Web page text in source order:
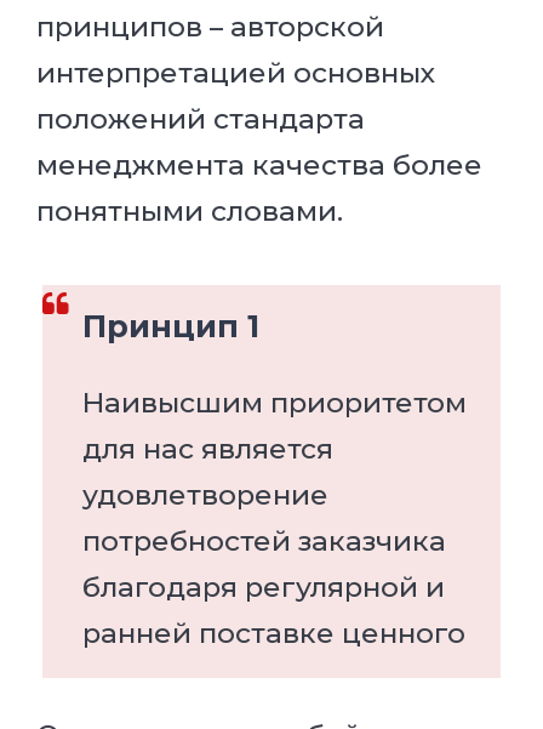
принципов – авторской
интерпретацией основных
положений стандарта
менеджмента качества более
понятными словами.
Принцип 1
Наивысшим приоритетом
для нас является
удовлетворение
потребностей заказчика
благодаря регулярной и
ранней поставке ценного